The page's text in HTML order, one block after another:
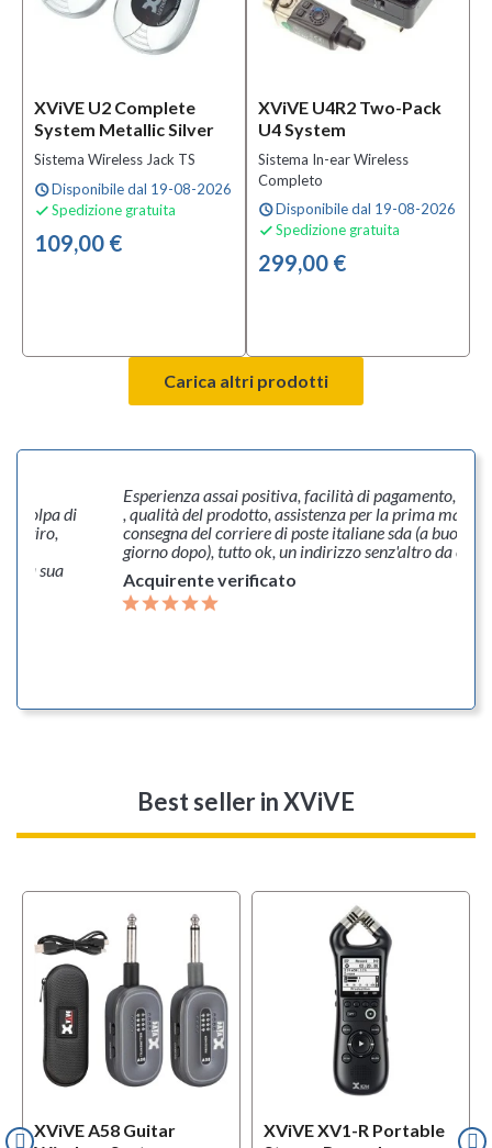
XViVE U2 Complete
System Metallic Silver
Sistema Wireless Jack TS
scheduleDisponibile dal 19-08-2026
 Spedizione gratuita
109,00 €
XViVE U4R2 Two-Pack
U4 System
Sistema In-ear Wireless
Completo
scheduleDisponibile dal 19-08-2026
 Spedizione gratuita
299,00 €
Carica altri prodotti
colpa di
di ritiro,
la sua
Esperienza assai positiva, facilità di pagamento,
, qualità del prodotto, assistenza per la prima
consegna del corriere di poste italiane sda (a buon
giorno dopo), tutto ok, un indirizzo senz'altro da
Acquirente verificato
Best sellerin XViVE
XViVE A58 Guitar
XViVE XV1-R Portable